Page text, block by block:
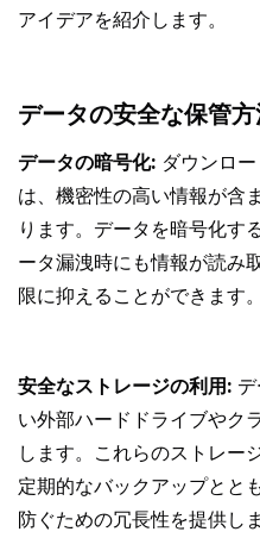
アイデアを紹介します。
データの安全な保管
データの暗号化: ダウンロ
は、機密性の高い情報が含
ります。データを暗号化す
ータ漏洩時にも情報が読み
限に抑えることができます。
安全なストレージの利用:
い外部ハードドライブやク
します。これらのストレー
定期的なバックアップとと
防ぐための冗長性を提供しま